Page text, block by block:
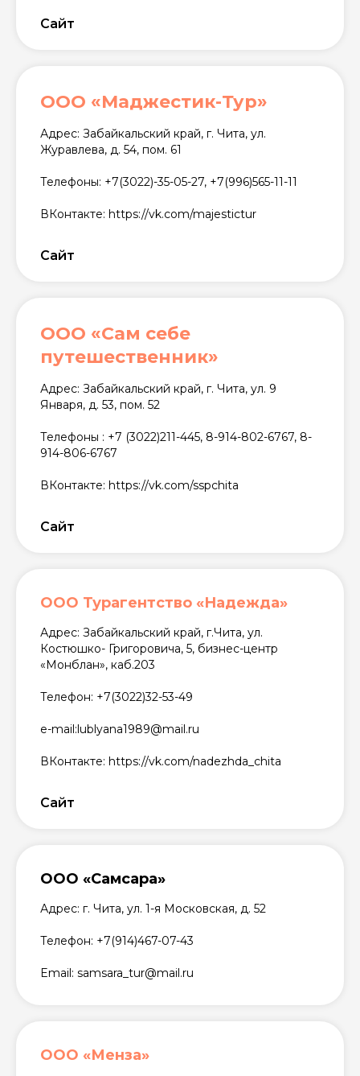
Сайт
ООО «Маджестик-Тур»
Адрес: Забайкальский край, г. Чита, ул.
Журавлева, д. 54, пом. 61
Телефоны: +7(3022)-35-05-27, +7(996)565-11-11
ВКонтакте: https://vk.com/majestictur
Сайт
ООО «Сам себе
путешественник»
Адрес: Забайкальский край, г. Чита, ул. 9
Января, д. 53, пом. 52
Телефоны : +7 (3022)211-445, 8-914-802-6767, 8-
914-806-6767
ВКонтакте: https://vk.com/sspchita
Сайт
ООО Турагентство «Надежда»
Адрес: Забайкальский край, г.Чита, ул.
Костюшко- Григоровича, 5, бизнес-центр
«Монблан», каб.203
Телефон: +7(3022)32-53-49
e-mail:lublyana1989@mail.ru
ВКонтакте: https://vk.com/nadezhda_chita
Сайт
ООО «Самсара»
Адрес: г. Чита, ул. 1-я Московская, д. 52
Телефон: +7(914)467-07-43
Email: samsara_tur@mail.ru
ООО «Менза»